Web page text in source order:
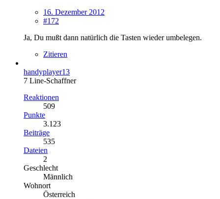
16. Dezember 2012
#172
Ja, Du mußt dann natürlich die Tasten wieder umbelegen.
Zitieren
handyplayer13
7 Line-Schaffner
Reaktionen
509
Punkte
3.123
Beiträge
535
Dateien
2
Geschlecht
Männlich
Wohnort
Österreich